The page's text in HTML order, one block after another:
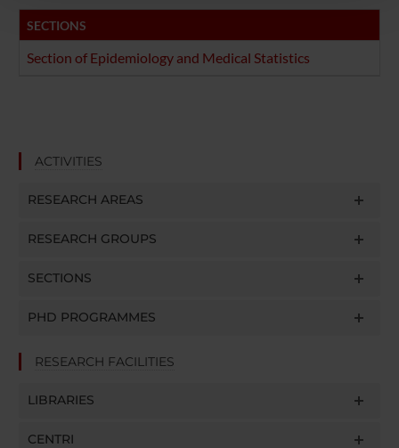
raccolto dal tuo utilizzo dei loro servizi.
SECTIONS
Section of Epidemiology and Medical Statistics
ACTIVITIES
RESEARCH AREAS
RESEARCH GROUPS
SECTIONS
PHD PROGRAMMES
RESEARCH FACILITIES
LIBRARIES
CENTRI